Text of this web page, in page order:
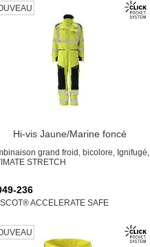
Hi-vis Jaune/Marine foncé
grand froid, bicolore, Ignifugé,
STRETCH
236
ACCELERATE SAFE